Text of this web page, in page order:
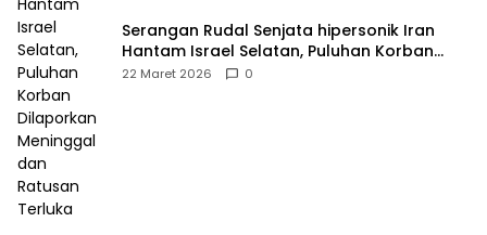
Serangan Rudal Senjata hipersonik Iran
Hantam Israel Selatan, Puluhan Korban
Dilaporkan Meninggal dan Ratusan Terluka
22 Maret 2026 0